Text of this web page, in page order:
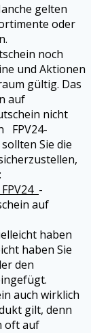
gelten
oder
noch
und Aktionen
gültig. Das
auf
nicht
FPV24-
Sie die
FPV24 -
auf
haben
haben Sie
den
auch wirklich
gilt, denn
oft auf